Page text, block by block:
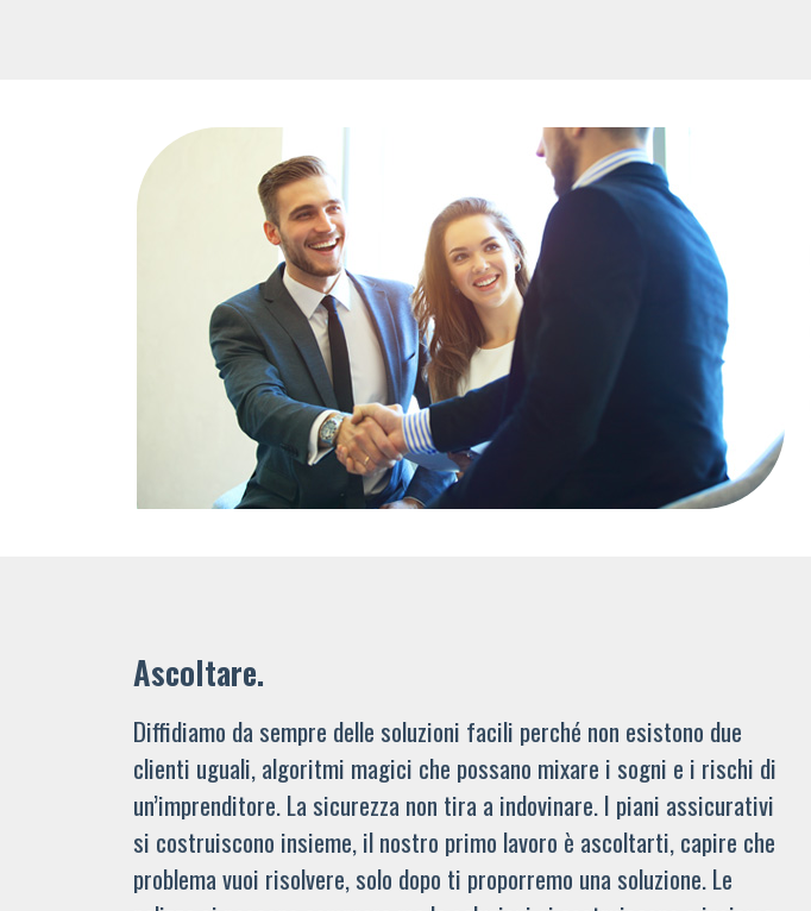
Ascoltare.
Diffidiamo da sempre delle soluzioni facili perché non esistono due
clienti uguali, algoritmi magici che possano mixare i sogni e i rischi di
un’imprenditore. La sicurezza non tira a indovinare. I piani assicurativi
si costruiscono insieme, il nostro primo lavoro è ascoltarti, capire che
problema vuoi risolvere, solo dopo ti proporremo una soluzione. Le